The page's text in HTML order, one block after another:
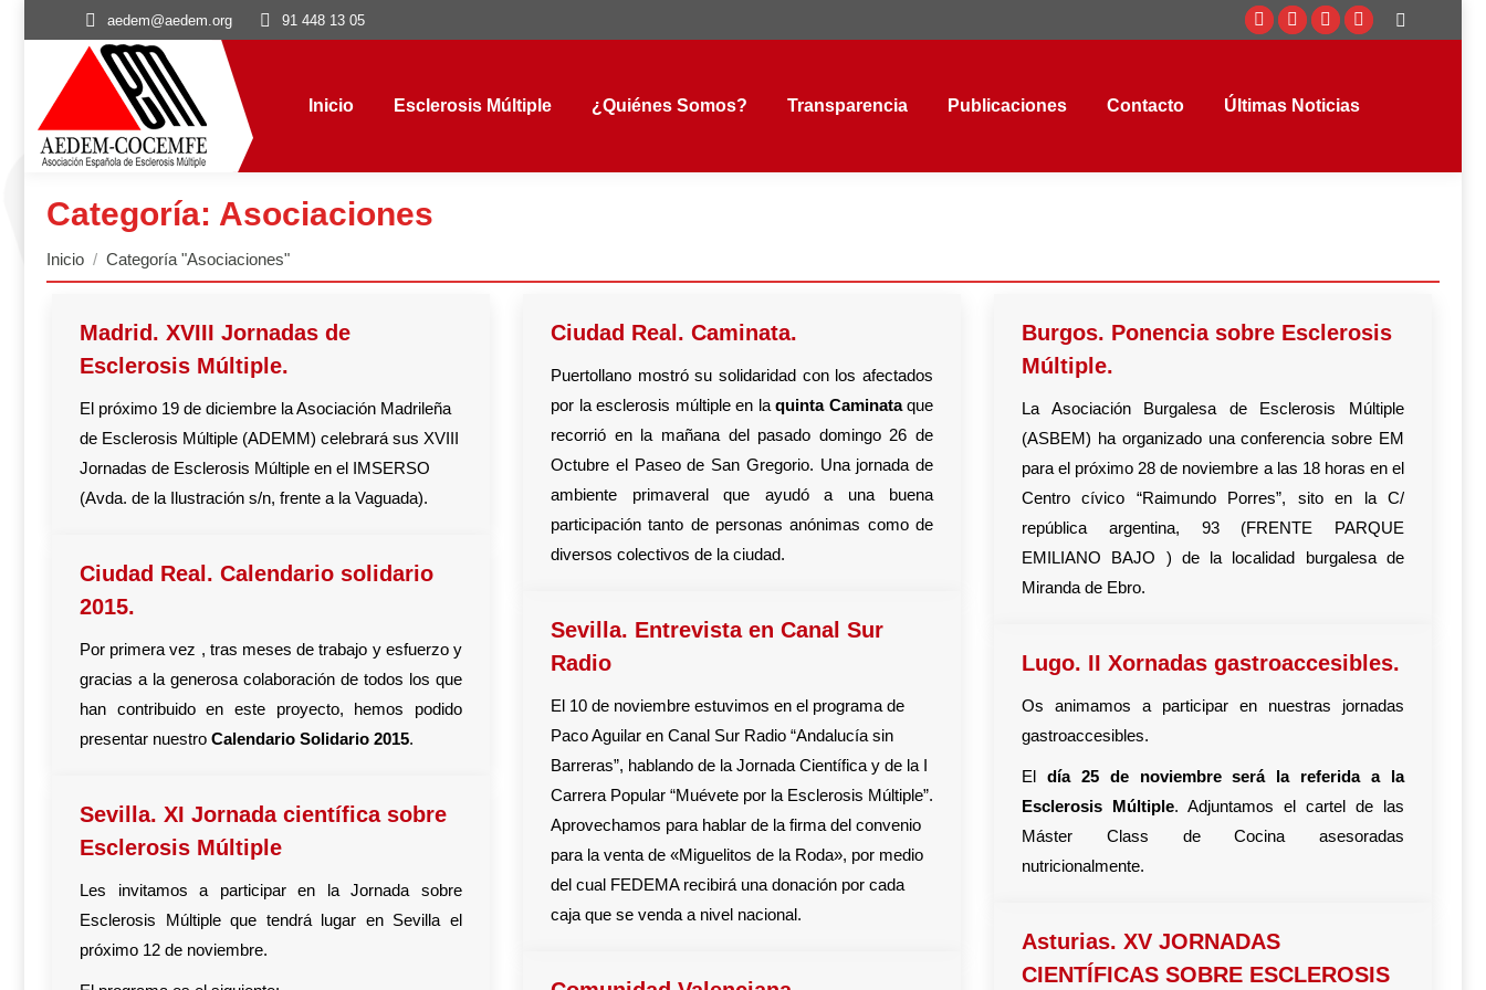
aedem@aedem.org 91 448 13 05
Facebook
window
Twitter
window
Instagram
window
YouTube
window
Buscar:
Inicio Esclerosis Múltiple ¿Quiénes Somos? Transparencia Publicaciones Contacto Últimas Noticias
Categoría: Asociaciones
Estás aquí:
Inicio Categoría "Asociaciones"
Madrid. XVIII Jornadas de
Esclerosis Múltiple.
El próximo 19 de diciembre la Asociación Madrileña
de Esclerosis Múltiple (ADEMM) celebrará sus XVIII
Jornadas de Esclerosis Múltiple en el IMSERSO
(Avda. de la Ilustración s/n, frente a la Vaguada).
Ciudad Real. Caminata.
Puertollano mostró su solidaridad con los afectados
por la esclerosis múltiple en la quinta Caminataque
recorrió en la mañana del pasado domingo 26 de
Octubre el Paseo de San Gregorio. Una jornada de
ambiente primaveral que ayudó a una buena
participación tanto de personas anónimas como de
diversos colectivos de la ciudad.
Burgos. Ponencia sobre Esclerosis
Múltiple.
La Asociación Burgalesa de Esclerosis Múltiple
(ASBEM) ha organizado una conferencia sobre EM
para el próximo 28 de noviembre a las 18 horas en el
Centro cívico “Raimundo Porres”, sito en la C/
república argentina, 93 (FRENTE PARQUE
EMILIANO BAJO ) de la localidad burgalesa de
Miranda de Ebro.
Ciudad Real. Calendario solidario
2015.
Por primera vez , tras meses de trabajo y esfuerzo y
gracias a la generosa colaboración de todos los que
han contribuido en este proyecto, hemos podido
presentar nuestro Calendario Solidario 2015.
Sevilla. Entrevista en Canal Sur
Radio
El 10 de noviembre estuvimos en el programa de
Paco Aguilar en Canal Sur Radio “Andalucía sin
Barreras”, hablando de la Jornada Científica y de la I
Carrera Popular “Muévete por la Esclerosis Múltiple”.
Aprovechamos para hablar de la firma del convenio
para la venta de «Miguelitos de la Roda», por medio
del cual FEDEMA recibirá una donación por cada
caja que se venda a nivel nacional.
Lugo. II Xornadas gastroaccesibles.
Os animamos a participar en nuestras jornadas
gastroaccesibles.
El día 25 de noviembre será la referida a la
Esclerosis Múltiple. Adjuntamos el cartel de las
Máster Class de Cocina asesoradas
nutricionalmente.
Sevilla. XI Jornada científica sobre
Esclerosis Múltiple
Les invitamos a participar en la Jornada sobre
Esclerosis Múltiple que tendrá lugar en Sevilla el
próximo 12 de noviembre.
Asturias. XV JORNADAS
CIENTÍFICAS SOBRE ESCLEROSIS